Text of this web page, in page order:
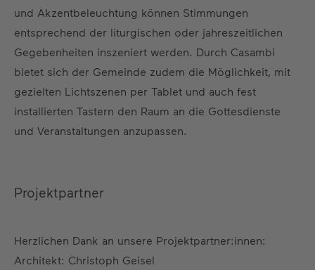
und Akzentbeleuchtung können Stimmungen
entsprechend der liturgischen oder jahreszeitlichen
Gegebenheiten inszeniert werden. Durch Casambi
bietet sich der Gemeinde zudem die Möglichkeit, mit
gezielten Lichtszenen per Tablet und auch fest
installierten Tastern den Raum an die Gottesdienste
und Veranstaltungen anzupassen.
Projektpartner
Herzlichen Dank an unsere Projektpartner:innen:
Architekt: Christoph Geisel